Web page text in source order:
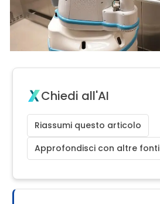
Chiedi all'AI
Riassumi questo articolo
Approfondisci con altre fonti